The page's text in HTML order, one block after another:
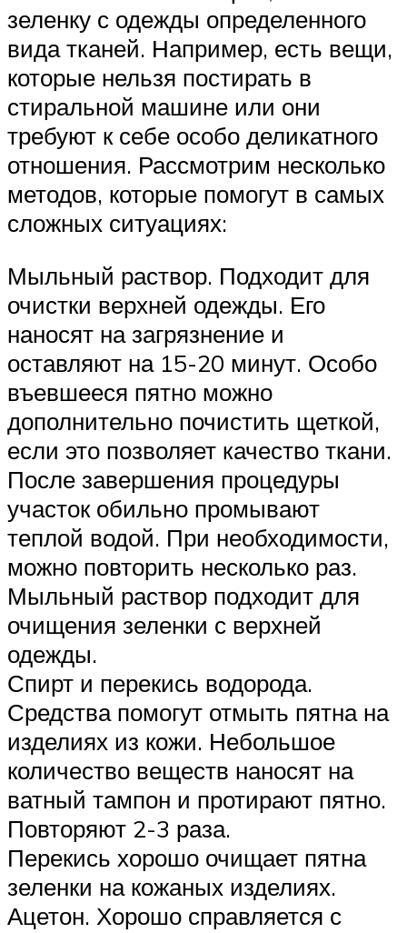
зеленку с одежды определенного
вида тканей. Например, есть вещи,
которые нельзя постирать в
стиральной машине или они
требуют к себе особо деликатного
отношения. Рассмотрим несколько
методов, которые помогут в самых
сложных ситуациях:
Мыльный раствор. Подходит для
очистки верхней одежды. Его
наносят на загрязнение и
оставляют на 15-20 минут. Особо
въевшееся пятно можно
дополнительно почистить щеткой,
если это позволяет качество ткани.
После завершения процедуры
участок обильно промывают
теплой водой. При необходимости,
можно повторить несколько раз.
Мыльный раствор подходит для
очищения зеленки с верхней
одежды.
Спирт и перекись водорода.
Средства помогут отмыть пятна на
изделиях из кожи. Небольшое
количество веществ наносят на
ватный тампон и протирают пятно.
Повторяют 2-3 раза.
Перекись хорошо очищает пятна
зеленки на кожаных изделиях.
Ацетон. Хорошо справляется с